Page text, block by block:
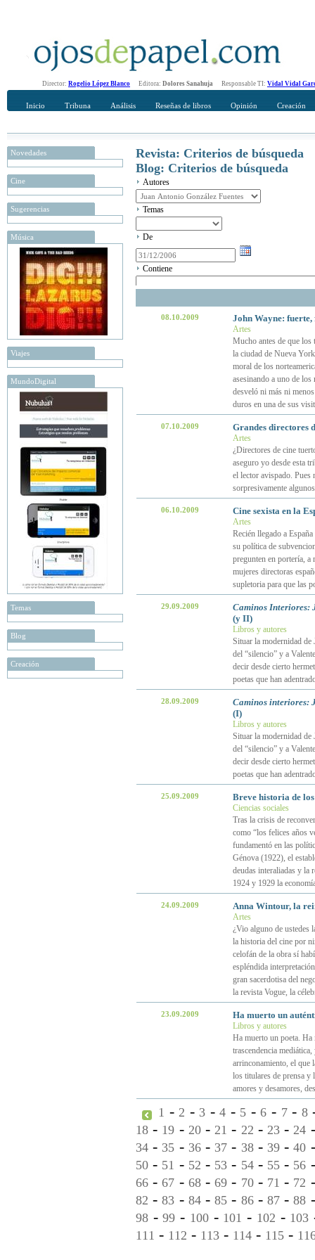
Director: Rogelio López Blanco Editora: Dolores Sanahuja Responsable TI: Vidal Vidal
Inicio Tribuna Análisis Reseñas de libros Opinión Creación
Novedades
Cine
Sugerencias
Música
Viajes
MundoDigital
Temas
Blog
Creación
Revista: Criterios de búsqueda
Blog: Criterios de búsqueda
Autores
Temas
De
Contiene
08.10.2009 John Wayne:
Artes
Mucho antes de que los
la ciudad de Nueva
moral de los
asesinando a uno de
desveló ni más ni
duros en una de sus
07.10.2009 Grandes directores
Artes
¿Directores de cine
aseguro yo desde esta
el lector avispado. Pues
sorpresivamente
06.10.2009 Cine sexista en la
Artes
Recién llegado a
su política de
pregunten en portería,
mujeres directoras
supletoria para que las
29.09.2009
Caminos Interiores:
(y II)
Libros y autores
Situar la modernidad de
del “silencio” y a
decir desde cierto
poetas que han
28.09.2009
Caminos interiores:
(I)
Libros y autores
Situar la modernidad de
del “silencio” y a
decir desde cierto
poetas que han
25.09.2009 Breve historia de
Ciencias sociales
Tras la crisis de
como “los felices años
fundamentó en las
Génova (1922), el
deudas interaliadas y la
1924 y 1929 la
24.09.2009 Anna Wintour, la
Artes
¿Vio alguno de ustedes
la historia del cine por
celofán de la obra sí
espléndida
gran sacerdotisa del
la revista Vogue, la
23.09.2009 Ha muerto un
Libros y autores
Ha muerto un poeta. Ha
trascendencia
arrinconamiento, el que
los titulares de prensa
amores y desamores,
1 -2 - 3 -4 - 5 -6 - 7- 8
18 - 19 - 20-21 - 22 - 23-24
34 - 35 - 36- 37 - 38- 39-40
50 - 51 - 52 - 53 - 54- 55- 56
66 -67 - 68-69 - 70- 71 - 72
82 -83 - 84-85 - 86- 87-88
98 -99 - 100- 101 - 102 - 103
111 - 112 - 113 - 114 - 115 -